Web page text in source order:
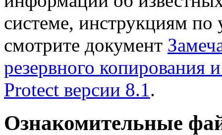
системе, инструкциям по
смотрите документ
резервного копирования
Protect версии 8.1.
Ознакомительные